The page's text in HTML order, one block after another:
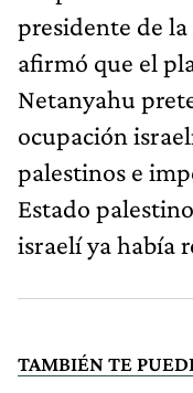
presidente de
afirmó que el
Netanyahu
ocupación
palestinos e
Estado
israelí ya había
TAMBIÉN TE